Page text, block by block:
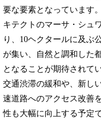
要な要素となっています
キテクトのマーサ・シュ
り、10ヘクタールに及ぶ
が集い、自然と調和した
となることが期待されて
交通渋滞の緩和や、新し
速道路へのアクセス改善
性も大幅に向上する予定で